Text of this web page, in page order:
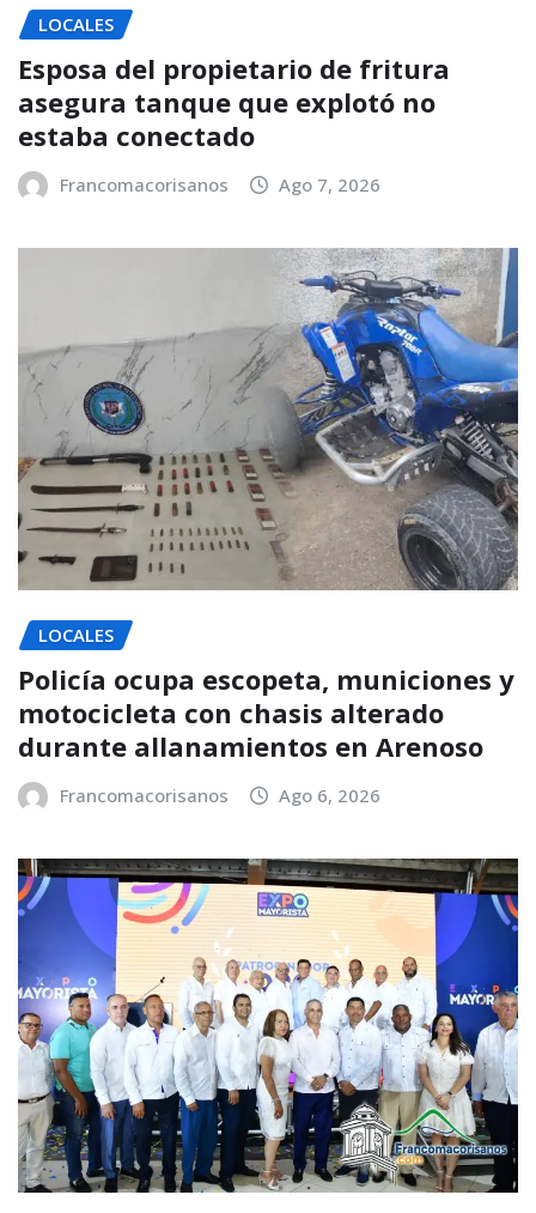
LOCALES
Esposa del propietario de fritura
asegura tanque que explotó no
estaba conectado
Francomacorisanos Ago 7, 2026
LOCALES
Policía ocupa escopeta, municiones y
motocicleta con chasis alterado
durante allanamientos en Arenoso
Francomacorisanos Ago 6, 2026